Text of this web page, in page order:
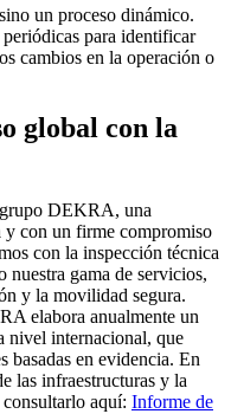
un proceso dinámico.
para identificar
cambios en la operación o
global con la
DEKRA, una
y con un firme compromiso
con la inspección técnica
nuestra gama de servicios,
y la movilidad segura.
elabora anualmente un
nivel internacional, que
basadas en evidencia. En
las infraestructuras y la
aquí: Informe de